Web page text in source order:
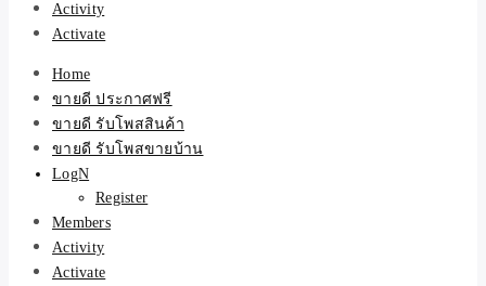
Activity
Activate
Home
ขายดี ประกาศฟรี
ขายดี รับโพสสินค้า
ขายดี รับโพสขายบ้าน
LogN
Register
Members
Activity
Activate